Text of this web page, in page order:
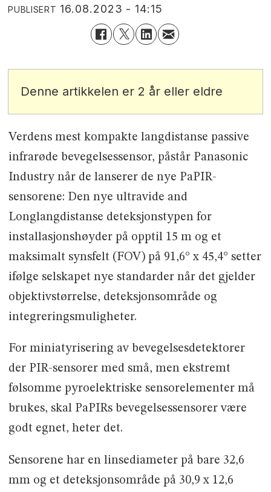
PUBLISERT 16.08.2023 - 14:15
Denne artikkelen er 2 år eller eldre
Verdens mest kompakte langdistanse passive
infrarøde bevegelsessensor, påstår Panasonic
Industry når de lanserer de nye PaPIR-
sensorene: Den nye ultravide and
Longlangdistanse deteksjonstypen for
installasjonshøyder på opptil 15 m og et
maksimalt synsfelt (FOV) på 91,6° x 45,4° setter
ifølge selskapet nye standarder når det gjelder
objektivstørrelse, deteksjonsområde og
integreringsmuligheter.
For miniatyrisering av bevegelsesdetektorer
der PIR-sensorer med små, men ekstremt
følsomme pyroelektriske sensorelementer må
brukes, skal PaPIRs bevegelsessensorer være
godt egnet, heter det.
Sensorene har en linsediameter på bare 32,6
mm og et deteksjonsområde på 30,9 x 12,6